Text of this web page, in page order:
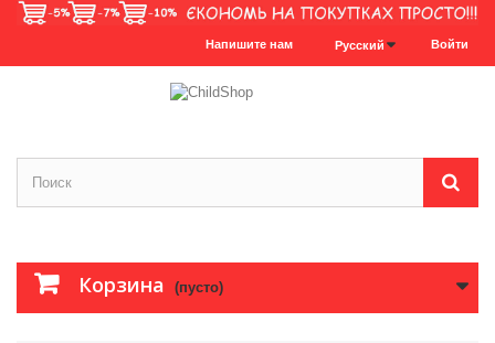
Войти
Русский
Напишите нам
Корзина (пусто)